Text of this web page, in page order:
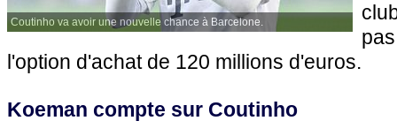
Coutinho va avoir une nouvelle chance à Barcelone.
l'option d'achat de 120 millions d'euros.
Koeman compte sur Coutinho